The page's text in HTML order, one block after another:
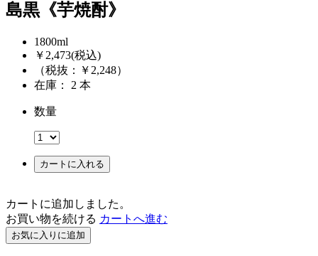
島黒《芋焼酎》
1800ml
￥2,473(税込)
（税抜：￥2,248）
在庫： 2 本
数量
カートに入れる
カートに追加しました。
お買い物を続ける カートへ進む
お気に入りに追加